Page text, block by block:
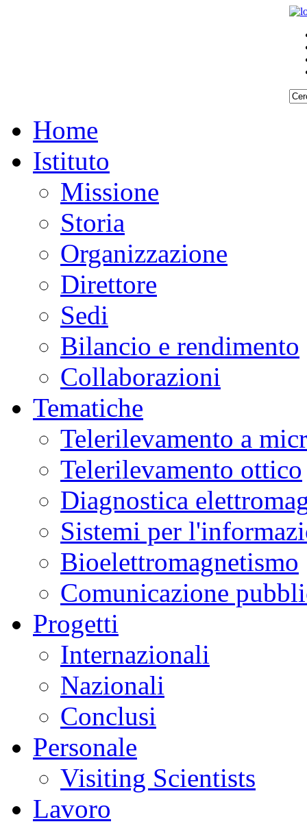
Home
Istituto
Missione
Storia
Organizzazione
Direttore
Sedi
Bilancio e rendimento
Collaborazioni
Tematiche
Telerilevamento a
Telerilevamento ottico
Diagnostica
Sistemi per
Bioelettromagnetismo
Comunicazione
Progetti
Internazionali
Nazionali
Conclusi
Personale
Visiting Scientists
Lavoro